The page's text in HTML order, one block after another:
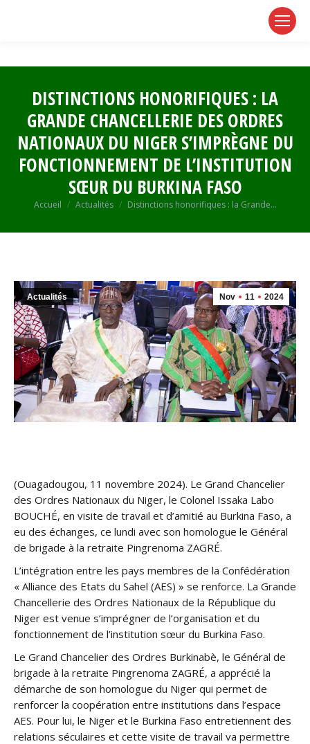
DISTINCTIONS HONORIFIQUES : LA
GRANDE CHANCELLERIE DES ORDRES
NATIONAUX DU NIGER S’IMPRÈGNE DU
FONCTIONNEMENT DE L’INSTITUTION
SŒUR DU BURKINA FASO
Vous êtes ici :
Accueil Actualités Distinctions honorifiques : la Grande…
Nov 11 2024
Actualités
(Ouagadougou, 11 novembre 2024). Le Grand Chancelier
des Ordres Nationaux du Niger, le Colonel Issaka Labo
BOUCHÉ, en visite de travail et d’amitié au Burkina Faso, a
eu des échanges, ce lundi avec son homologue le Général
de brigade à la retraite Pingrenoma ZAGRÉ.
L’intégration entre les pays membres de la Confédération
« Alliance des Etats du Sahel (AES) » se renforce. La Grande
Chancellerie des Ordres Nationaux de la République du
Niger est venue s’imprégner de l’organisation et du
fonctionnement de l’institution sœur du Burkina Faso.
Le Grand Chancelier des Ordres Burkinabè, le Général de
brigade à la retraite Pingrenoma ZAGRÉ, a apprécié la
démarche de son homologue du Niger qui permet de
renforcer la coopération entre institutions dans l’espace
AES. Pour lui, le Niger et le Burkina Faso entretiennent des
relations séculaires et cette visite de travail va permettre